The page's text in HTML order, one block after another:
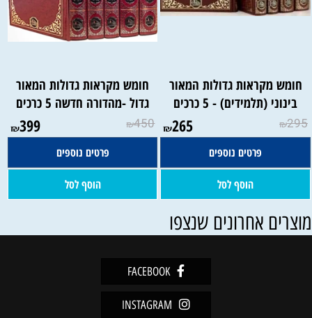
חומש מקראות גדולות המאור
בינוני (תלמידים) - 5 כרכים
₪295
₪265
פרטים נוספים
הוסף לסל
חומש מקראות גדולות המאור
גדול -מהדורה חדשה 5 כרכים
₪450
₪399
פרטים נוספים
הוסף לסל
אחרונים שנצפו
FACEBOOK
INSTAGRAM